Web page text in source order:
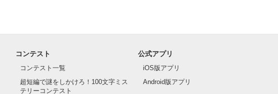
コンテスト
コンテスト一覧
超短編で謎をしかけろ！100文字ミス
テリーコンテスト
公式アプリ
iOS版アプリ
Android版アプリ